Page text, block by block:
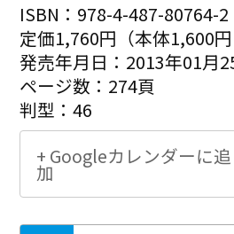
ISBN：978-4-487-80764-2
定価1,760円（本体1,600円
発売年月日：2013年01月
ページ数：274頁
判型：46
+ Googleカレンダーに追
加